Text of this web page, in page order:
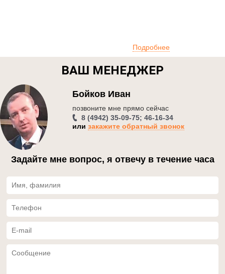
Подробнее
ВАШ МЕНЕДЖЕР
Бойков Иван
позвоните мне прямо сейчаc
8 (4942) 35-09-75; 46-16-34
илизакажите обратный звонок
Задайте мне вопрос, я отвечу в течение часа